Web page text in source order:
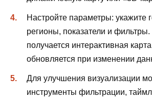
Настройте параметры: укажите
регионы, показатели и фильтры.
получается интерактивная
обновляется при изменении
Для улучшения визуализации
инструменты фильтрации,